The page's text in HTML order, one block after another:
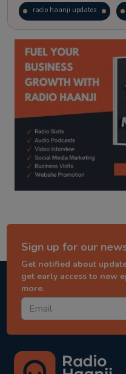
radio haanji updates
kitaab kahani
Sign up for our
Get notified about
get early access to new
more.